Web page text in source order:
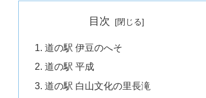
目次
道の駅 伊豆のへそ
道の駅 平成
道の駅 白山文化の里長滝